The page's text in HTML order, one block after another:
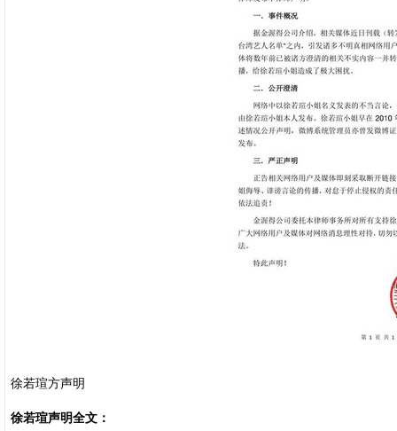
徐若瑄方声明
徐若瑄声明全文：